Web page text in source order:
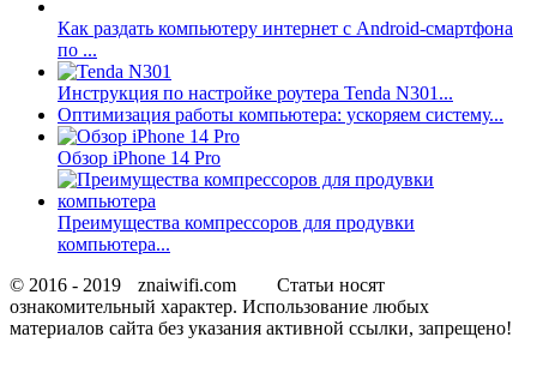
Как раздать компьютеру интернет с Android-смартфона
по ...
Инструкция по настройке роутера Tenda N301...
Оптимизация работы компьютера: ускоряем систему...
Обзор iPhone 14 Pro
Преимущества компрессоров для продувки
компьютера...
© 2016 - 2019
znaiwifi.com
Статьи носят
ознакомительный характер. Использование любых
материалов сайта без указания активной ссылки, запрещено!